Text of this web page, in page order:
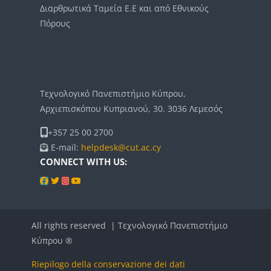
Διαρθρωτικά Ταμεία Ε.Ε και από Εθνικούς
Πόρους
Τεχνολογικό Πανεπιστήμιο Κύπρου,
Αρχιεπισκόπου Κυπριανού, 30. 3036 Λεμεσός
+357 25 00 2700
E-mail: helpdesk@cut.ac.cy
CONNECT WITH US:
All rights reserved | Τεχνολογικό Πανεπιστήμιο
Κύπρου ®
Riepilogo della conservazione dei dati